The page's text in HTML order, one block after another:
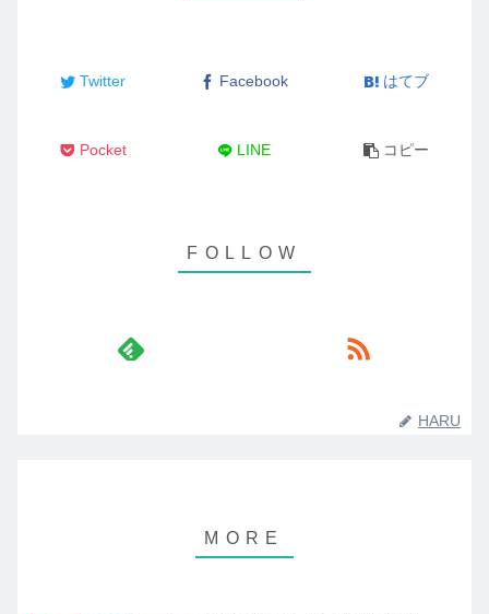
Twitter Facebook はてブ
Pocket LINE コピー
HARU